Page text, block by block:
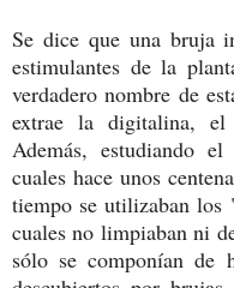
Se dice que una bruja
estimulantes de la
verdadero nombre de
extrae la digitalina, el
Además, estudiando
cuales hace unos
tiempo se utilizaban los
cuales no limpiaban ni
sólo se componían de